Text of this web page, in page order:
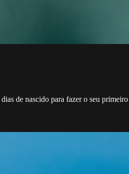
de nascido para fazer o seu